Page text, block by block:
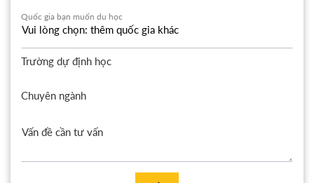
Quốc gia bạn muốn du học
Trường dự định học
Chuyên ngành